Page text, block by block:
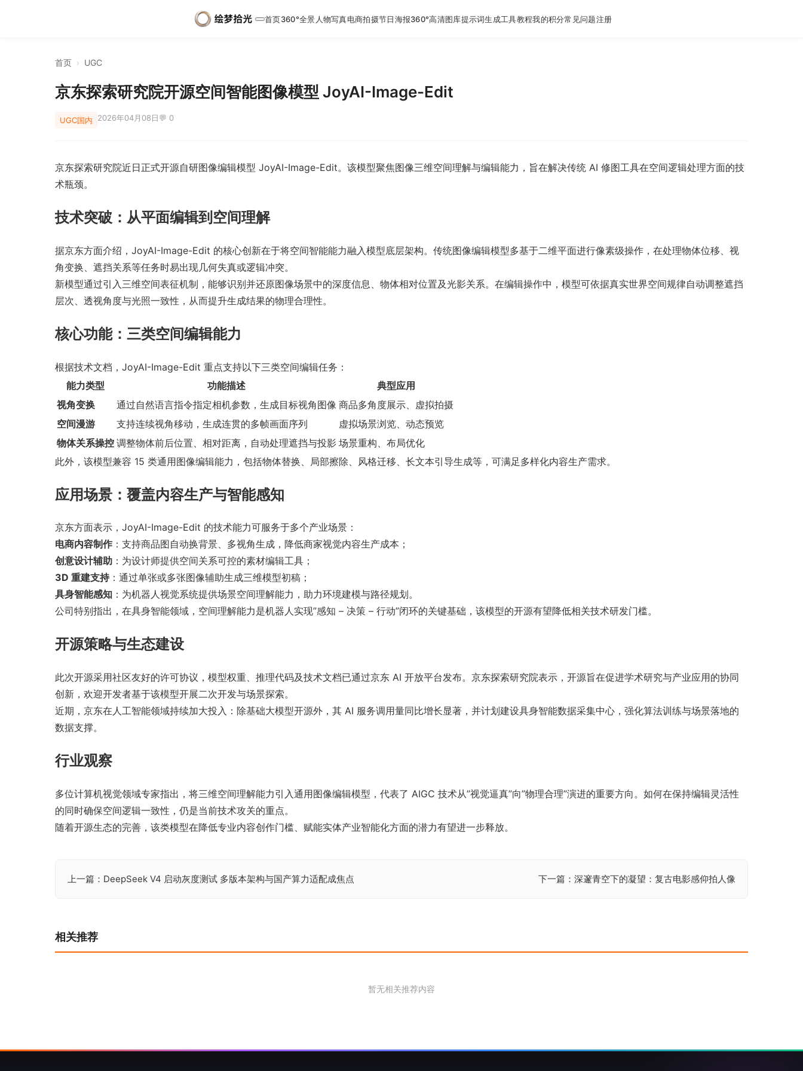
首页360°全景 人物写真电商拍摄节日海报360°高清图库提示词生成工具教程我的积分常见问题注册
首页 › UGC
京东探索研究院开源空间智能图像模型 JoyAI-Image-Edit
UGC国内 2026年04月08日💬 0
京东探索研究院近日正式开源自研图像编辑模型 JoyAI-Image-Edit。该模型聚焦图像三维空间理解与编辑能力，旨在解决传统 AI 修图工具在空间逻辑处理方面的技
术瓶颈。
技术突破：从平面编辑到空间理解
据京东方面介绍，JoyAI-Image-Edit 的核心创新在于将空间智能能力融入模型底层架构。传统图像编辑模型多基于二维平面进行像素级操作，在处理物体位移、视
角变换、遮挡关系等任务时易出现几何失真或逻辑冲突。
新模型通过引入三维空间表征机制，能够识别并还原图像场景中的深度信息、物体相对位置及光影关系。在编辑操作中，模型可依据真实世界空间规律自动调整遮挡
层次、透视角度与光照一致性，从而提升生成结果的物理合理性。
核心功能：三类空间编辑能力
根据技术文档，JoyAI-Image-Edit 重点支持以下三类空间编辑任务：
能力类型
功能描述
典型应用
视角变换
通过自然语言指令指定相机参数，生成目标视角图像 商品多角度展示、虚拟拍摄
空间漫游
支持连续视角移动，生成连贯的多帧画面序列
虚拟场景浏览、动态预览
物体关系操控 调整物体前后位置、相对距离，自动处理遮挡与投影 场景重构、布局优化
此外，该模型兼容 15 类通用图像编辑能力，包括物体替换、局部擦除、风格迁移、长文本引导生成等，可满足多样化内容生产需求。
应用场景：覆盖内容生产与智能感知
京东方面表示，JoyAI-Image-Edit 的技术能力可服务于多个产业场景：
电商内容制作 ：支持商品图自动换背景、多视角生成，降低商家视觉内容生产成本；
创意设计辅助 ：为设计师提供空间关系可控的素材编辑工具；
3D 重建支持：通过单张或多张图像辅助生成三维模型初稿；
具身智能感知 ：为机器人视觉系统提供场景空间理解能力，助力环境建模与路径规划。
公司特别指出，在具身智能领域，空间理解能力是机器人实现”感知 – 决策 – 行动”闭环的关键基础，该模型的开源有望降低相关技术研发门槛。
开源策略与生态建设
此次开源采用社区友好的许可协议，模型权重、推理代码及技术文档已通过京东 AI 开放平台发布。京东探索研究院表示，开源旨在促进学术研究与产业应用的协同
创新，欢迎开发者基于该模型开展二次开发与场景探索。
近期，京东在人工智能领域持续加大投入：除基础大模型开源外，其 AI 服务调用量同比增长显著，并计划建设具身智能数据采集中心，强化算法训练与场景落地的
数据支撑。
行业观察
多位计算机视觉领域专家指出，将三维空间理解能力引入通用图像编辑模型，代表了 AIGC 技术从”视觉逼真”向”物理合理”演进的重要方向。如何在保持编辑灵活性
的同时确保空间逻辑一致性，仍是当前技术攻关的重点。
随着开源生态的完善，该类模型在降低专业内容创作门槛、赋能实体产业智能化方面的潜力有望进一步释放。
文
航
上一篇：DeepSeek V4 启动灰度测试 多版本架构与国产算力适配成焦点 下一篇：深邃青空下的凝望：复古电影感仰拍人像
相关推荐
暂无相关推荐内容